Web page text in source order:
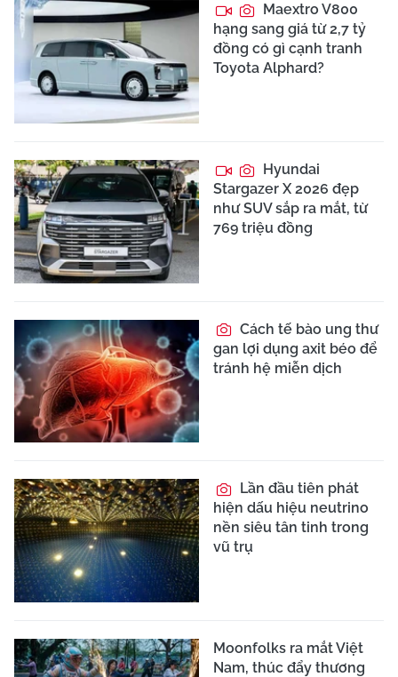
Maextro V800
hạng sang giá từ 2,7 tỷ
đồng có gì cạnh tranh
Toyota Alphard?
Hyundai
Stargazer X 2026 đẹp
như SUV sắp ra mắt, từ
769 triệu đồng
Cách tế bào ung thư
gan lợi dụng axit béo để
tránh hệ miễn dịch
Lần đầu tiên phát
hiện dấu hiệu neutrino
nền siêu tân tinh trong
vũ trụ
Moonfolks ra mắt Việt
Nam, thúc đẩy thương